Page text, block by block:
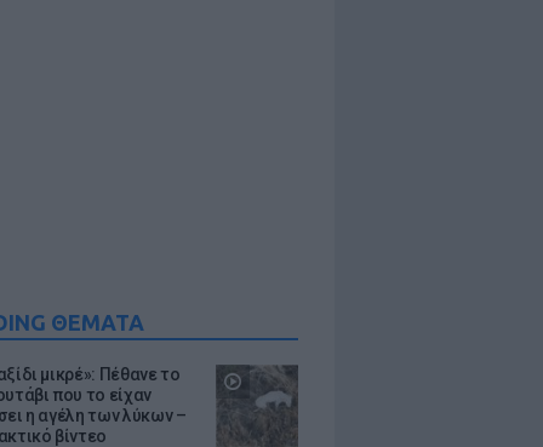
ΘΕΜΑΤΑ
μικρέ»: Πέθανε το
που το είχαν
η αγέλη των λύκων –
βίντεο